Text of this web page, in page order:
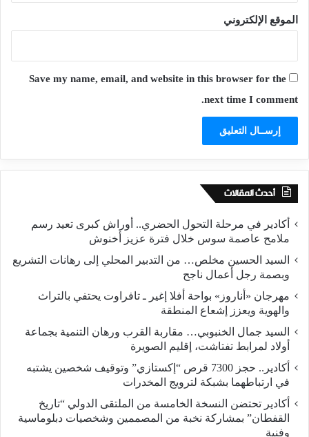
الموقع الإلكتروني
Save my name, email, and website in this browser for the
next time I comment.
أحدث المقالات
أكادير في مرحلة التحول الحضري.. أوراش كبرى تعيد رسم
ملامح عاصمة سوس خلال فترة عزيز أخنوش
السيد الحسين مخلص… من التدبير المحلي إلى رهانات التشريع
وبصمة رجل أعمال ناجح
مهرجان «أناروز» بواحة أفلا إغير ـ تافراوت يحتفي بالتراث
والهوية ويعزز إشعاع المنطقة
السيد جمال الخنبوبي… مقاربة القرب ورهان التنمية بجماعة
أولاد لمرابط تفتاشت، إقليم الصويرة
أكادير.. حجز 7300 قرص “إكستازي” وتوقيف شخصين يشتبه
في ارتباطهما بشبكة لترويج المخدرات
أكادير تحتضن النسخة الخامسة من الملتقى الدولي “تاريخ
القفطان” بمشاركة نخبة من المصممين وشخصيات دبلوماسية
وفنية